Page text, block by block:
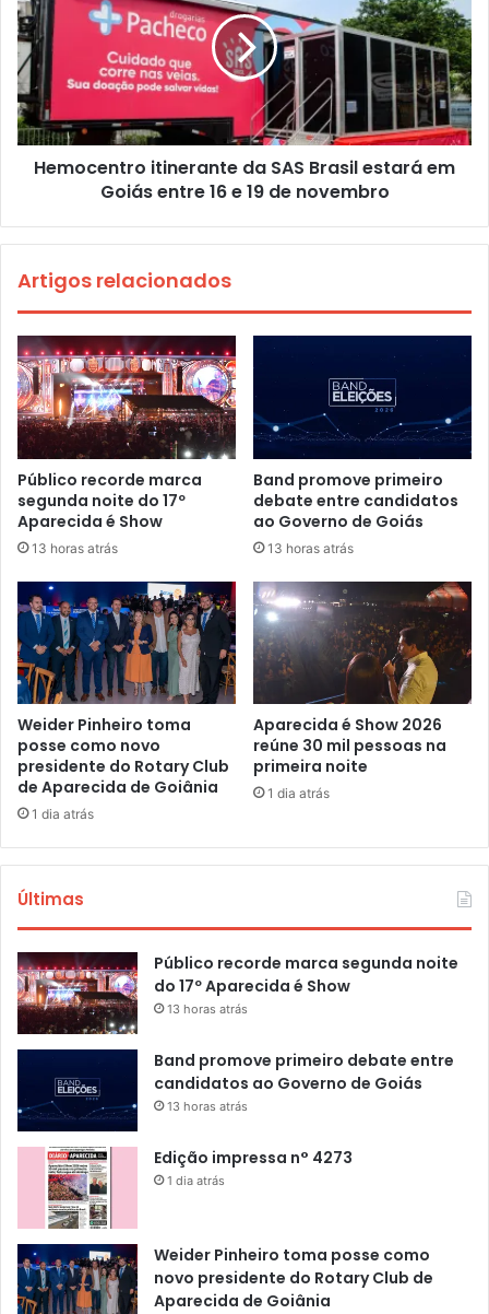
Hemocentro itinerante da SAS Brasil estará em
Goiás entre 16 e 19 de novembro
Artigos relacionados
Público recorde marca
segunda noite do 17º
Aparecida é Show
13 horas atrás
Band promove primeiro
debate entre candidatos
ao Governo de Goiás
13 horas atrás
Weider Pinheiro toma
posse como novo
presidente do Rotary Club
de Aparecida de Goiânia
1 dia atrás
Aparecida é Show 2026
reúne 30 mil pessoas na
primeira noite
1 dia atrás
Últimas
Público recorde marca segunda noite
do 17º Aparecida é Show
13 horas atrás
Band promove primeiro debate entre
candidatos ao Governo de Goiás
13 horas atrás
Edição impressa n° 4273
1 dia atrás
Weider Pinheiro toma posse como
novo presidente do Rotary Club de
Aparecida de Goiânia